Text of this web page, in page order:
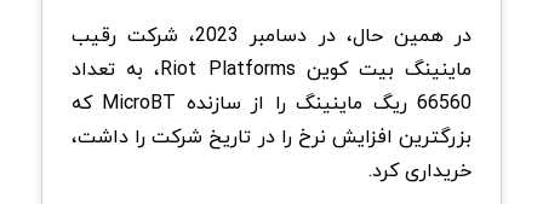
در همین حال، در دسامبر 2023، شرکت رقیب
ماینینگ بیت کوین Riot Platforms، به تعداد
66560 ریگ ماینینگ را از سازنده MicroBT که
بزرگترین افزایش نرخ را در تاریخ شرکت را داشت،
خریداری کرد.